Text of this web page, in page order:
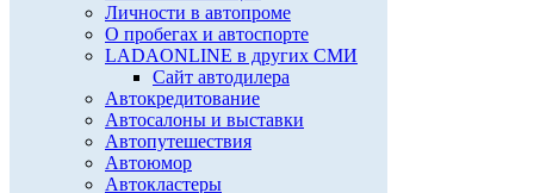
Личности в автопроме
О пробегах и автоспорте
LADAONLINE в других СМИ
Сайт автодилера
Автокредитование
Автосалоны и выставки
Автопутешествия
Автоюмор
Автокластеры